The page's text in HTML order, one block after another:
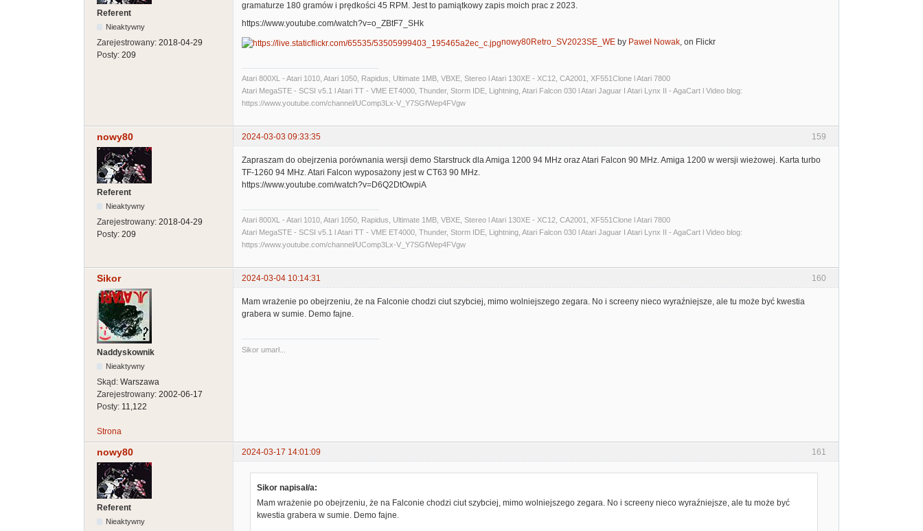
Referent
Nieaktywny
Zarejestrowany: 2018-04-29
Posty: 209
gramaturze 180 gramów i prędkości 45 RPM. Jest to pamiątkowy zapis moich prac z 2023.
https://www.youtube.com/watch?v=o_ZBtF7_SHk
nowy80Retro_SV2023SE_WE by Paweł Nowak , on Flickr
Atari 800XL - Atari 1010, Atari 1050, Rapidus, Ultimate 1MB, VBXE, Stereo l Atari 130XE - XC12, CA2001, XF551Clone l Atari 7800
Atari MegaSTE - SCSI v5.1 l Atari TT - VME ET4000, Thunder, Storm IDE, Lightning, Atari Falcon 030 l Atari Jaguar I Atari Lynx II - AgaCart l Video blog:
https://www.youtube.com/channel/UComp3Lx-V_Y7SGfWep4FVgw
159
nowy80 2024-03-03 09:33:35
Referent
Nieaktywny
Zarejestrowany: 2018-04-29
Posty: 209
Zapraszam do obejrzenia porównania wersji demo Starstruck dla Amiga 1200 94 MHz oraz Atari Falcon 90 MHz. Amiga 1200 w wersji wieżowej. Karta turbo
TF-1260 94 MHz. Atari Falcon wyposażony jest w CT63 90 MHz.
https://www.youtube.com/watch?v=D6Q2DtOwpiA
Atari 800XL - Atari 1010, Atari 1050, Rapidus, Ultimate 1MB, VBXE, Stereo l Atari 130XE - XC12, CA2001, XF551Clone l Atari 7800
Atari MegaSTE - SCSI v5.1 l Atari TT - VME ET4000, Thunder, Storm IDE, Lightning, Atari Falcon 030 l Atari Jaguar I Atari Lynx II - AgaCart l Video blog:
https://www.youtube.com/channel/UComp3Lx-V_Y7SGfWep4FVgw
160
Sikor 2024-03-04 10:14:31
Naddyskownik
Nieaktywny
Skąd: Warszawa
Zarejestrowany: 2002-06-17
Posty: 11,122
Mam wrażenie po obejrzeniu, że na Falconie chodzi ciut szybciej, mimo wolniejszego zegara. No i screeny nieco wyraźniejsze, ale tu może być kwestia
grabera w sumie. Demo fajne.
Sikor umarł...
Strona
161
nowy80 2024-03-17 14:01:09
Referent
Nieaktywny
Sikor napisał/a:
Mam wrażenie po obejrzeniu, że na Falconie chodzi ciut szybciej, mimo wolniejszego zegara. No i screeny nieco wyraźniejsze, ale tu może być
kwestia grabera w sumie. Demo fajne.